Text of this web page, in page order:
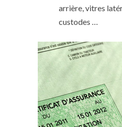
arrière, vitres
custodes …